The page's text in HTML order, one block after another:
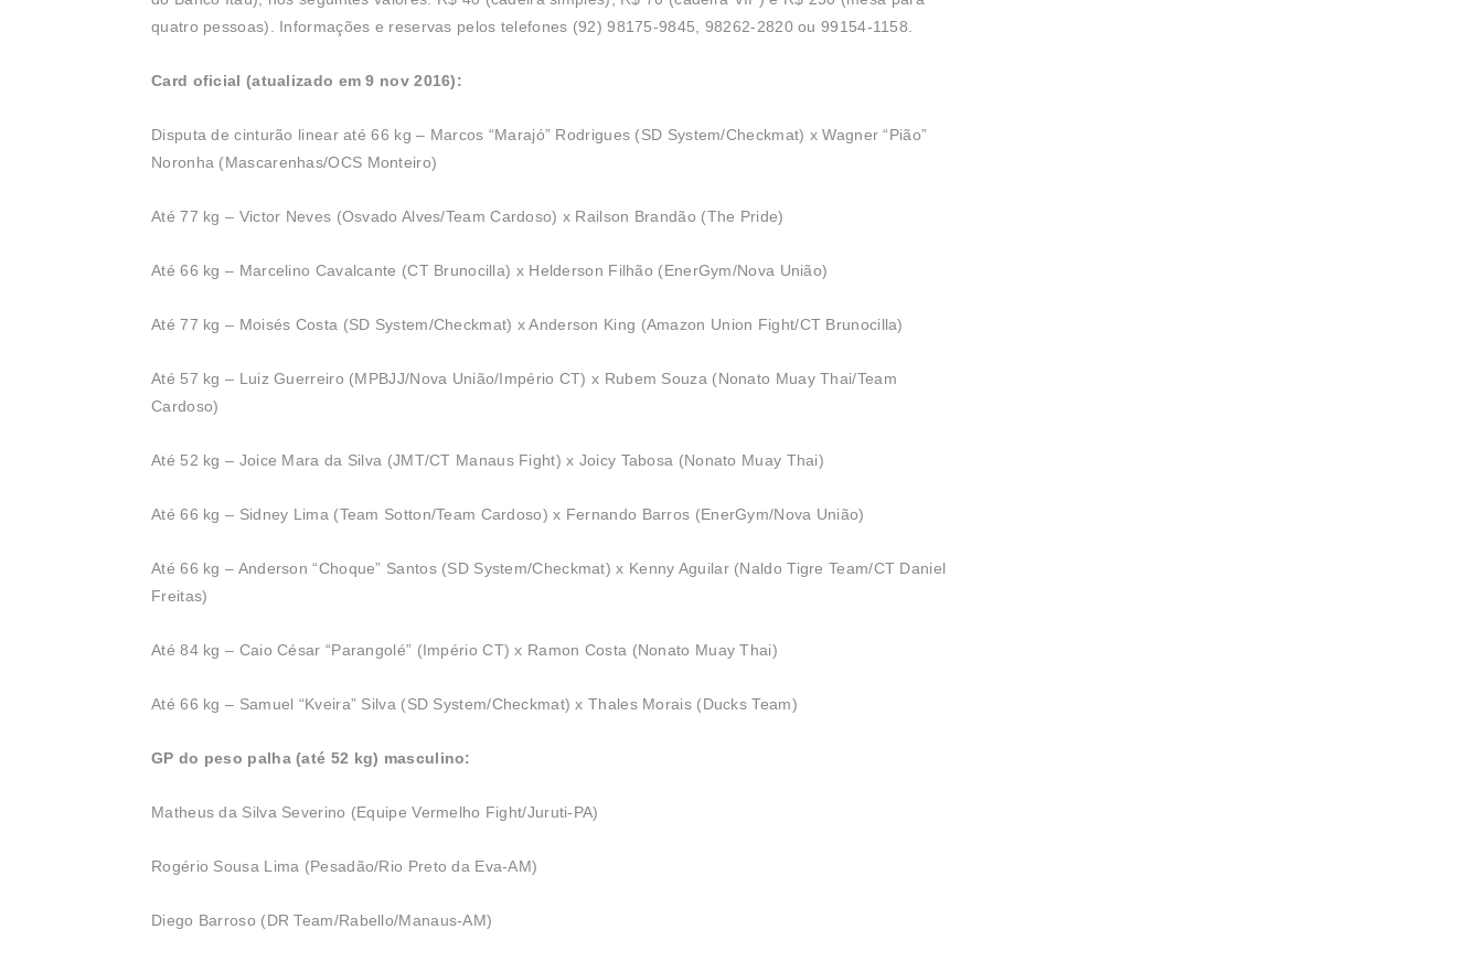
quatro pessoas). Informações e reservas pelos telefones (92) 98175-9845, 98262-2820 ou 99154-1158.
Card oficial (atualizado em 9 nov 2016):
Disputa de cinturão linear até 66 kg – Marcos “Marajó” Rodrigues (SD System/Checkmat) x Wagner “Pião”
Noronha (Mascarenhas/OCS Monteiro)
Até 77 kg – Victor Neves (Osvado Alves/Team Cardoso) x Railson Brandão (The Pride)
Até 66 kg – Marcelino Cavalcante (CT Brunocilla) x Helderson Filhão (EnerGym/Nova União)
Até 77 kg – Moisés Costa (SD System/Checkmat) x Anderson King (Amazon Union Fight/CT Brunocilla)
Até 57 kg – Luiz Guerreiro (MPBJJ/Nova União/Império CT) x Rubem Souza (Nonato Muay Thai/Team
Cardoso)
Até 52 kg – Joice Mara da Silva (JMT/CT Manaus Fight) x Joicy Tabosa (Nonato Muay Thai)
Até 66 kg – Sidney Lima (Team Sotton/Team Cardoso) x Fernando Barros (EnerGym/Nova União)
Até 66 kg – Anderson “Choque” Santos (SD System/Checkmat) x Kenny Aguilar (Naldo Tigre Team/CT Daniel
Freitas)
Até 84 kg – Caio César “Parangolé” (Império CT) x Ramon Costa (Nonato Muay Thai)
Até 66 kg – Samuel “Kveira” Silva (SD System/Checkmat) x Thales Morais (Ducks Team)
GP do peso palha (até 52 kg) masculino:
Matheus da Silva Severino (Equipe Vermelho Fight/Juruti-PA)
Rogério Sousa Lima (Pesadão/Rio Preto da Eva-AM)
Diego Barroso (DR Team/Rabello/Manaus-AM)